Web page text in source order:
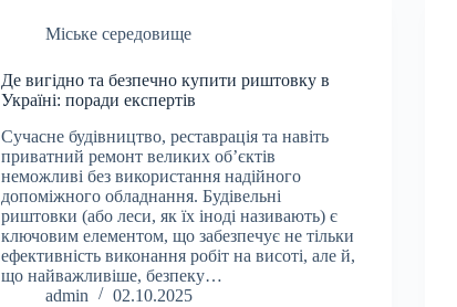
Міське середовище
Де вигідно та безпечно купити риштовку в
Україні: поради експертів
Сучасне будівництво, реставрація та навіть
приватний ремонт великих об’єктів
неможливі без використання надійного
допоміжного обладнання. Будівельні
риштовки (або леси, як їх іноді називають) є
ключовим елементом, що забезпечує не тільки
ефективність виконання робіт на висоті, але й,
що найважливіше, безпеку…
admin
02.10.2025